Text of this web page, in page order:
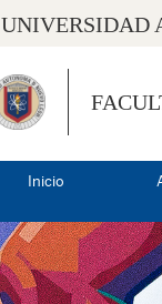
UNIVERSIDAD
Inicio